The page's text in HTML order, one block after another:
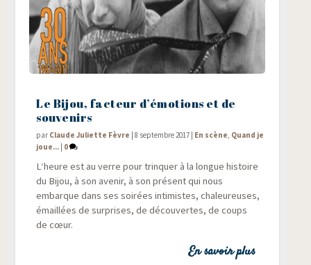
Le Bijou, facteur d’émotions et de
souvenirs
par Claude Juliette Fèvre |8 septembre 2017 | En scène Quand je
joue... | 0
L‘heure est au verre pour trin­quer à la longue his­toire
du Bijou, à son ave­nir, à son pré­sent qui nous
embarque dans ses soi­rées inti­mistes, cha­leu­reuses,
émaillées de sur­prises, de décou­vertes, de coups
de cœur.
En savoir plus